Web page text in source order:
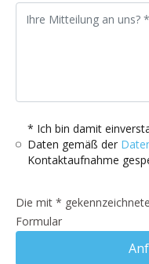
* Ich bin damit
Daten gemäß der
Kontaktaufnahme
Die mit *
Formular